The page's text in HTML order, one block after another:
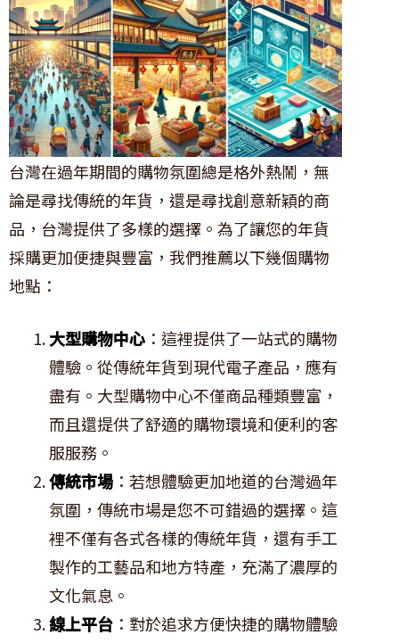
台灣在過年期間的購物氛圍總是格外熱鬧，無
論是尋找傳統的年貨，還是尋找創意新穎的商
品，台灣提供了多樣的選擇。為了讓您的年貨
採購更加便捷與豐富，我們推薦以下幾個購物
地點：
大型購物中心 ：這裡提供了一站式的購物
體驗。從傳統年貨到現代電子產品，應有
盡有。大型購物中心不僅商品種類豐富，
而且還提供了舒適的購物環境和便利的客
服服務。
傳統市場：若想體驗更加地道的台灣過年
氛圍，傳統市場是您不可錯過的選擇。這
裡不僅有各式各樣的傳統年貨，還有手工
製作的工藝品和地方特產，充滿了濃厚的
文化氣息。
線上平台 ：對於追求方便快捷的購物體驗